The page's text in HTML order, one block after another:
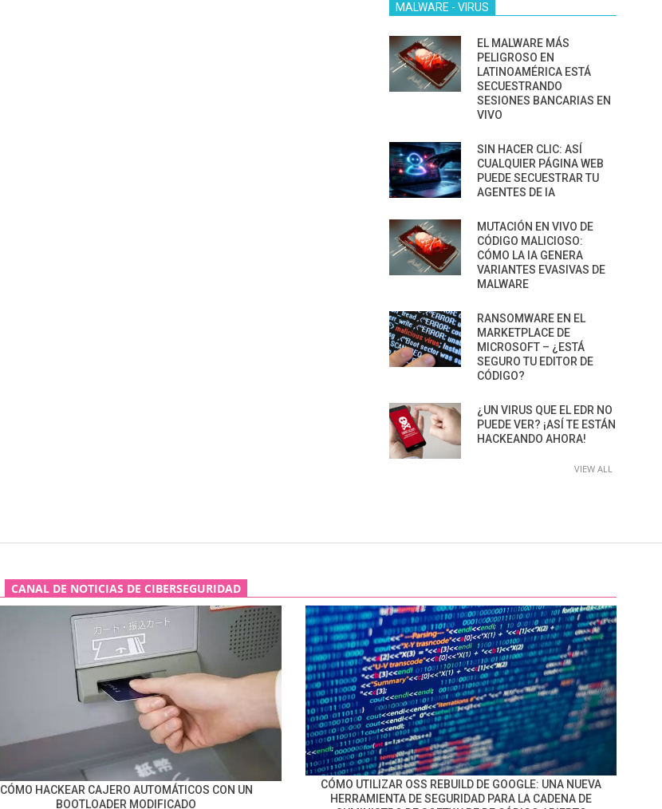
MALWARE - VIRUS
EL MALWARE MÁS
PELIGROSO EN
LATINOAMÉRICA ESTÁ
SECUESTRANDO
SESIONES BANCARIAS EN
VIVO
SIN HACER CLIC: ASÍ
CUALQUIER PÁGINA WEB
PUEDE SECUESTRAR TU
AGENTES DE IA
MUTACIÓN EN VIVO DE
CÓDIGO MALICIOSO:
CÓMO LA IA GENERA
VARIANTES EVASIVAS DE
MALWARE
RANSOMWARE EN EL
MARKETPLACE DE
MICROSOFT – ¿ESTÁ
SEGURO TU EDITOR DE
CÓDIGO?
¿UN VIRUS QUE EL EDR NO
PUEDE VER? ¡ASÍ TE ESTÁN
HACKEANDO AHORA!
VIEW ALL
CANAL DE NOTICIAS DE CIBERSEGURIDAD
CÓMO HACKEAR CAJERO AUTOMÁTICOS CON UN
BOOTLOADER MODIFICADO
CÓMO UTILIZAR OSS REBUILD DE GOOGLE: UNA NUEVA
HERRAMIENTA DE SEGURIDAD PARA LA CADENA DE